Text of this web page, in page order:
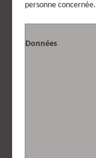
personne concernée.
Données